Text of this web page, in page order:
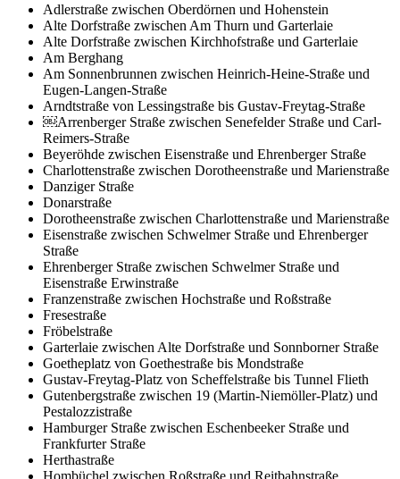
Adlerstraße zwischen Oberdörnen und Hohenstein
Alte Dorfstraße zwischen Am Thurn und Garterlaie
Alte Dorfstraße zwischen Kirchhofstraße und Garterlaie
Am Berghang
Am Sonnenbrunnen zwischen Heinrich-Heine-Straße und
Eugen-Langen-Straße
Arndtstraße von Lessingstraße bis Gustav-Freytag-Straße
￼Arrenberger Straße zwischen Senefelder Straße und Carl-
Reimers-Straße
Beyeröhde zwischen Eisenstraße und Ehrenberger Straße
Charlottenstraße zwischen Dorotheenstraße und Marienstraße
Danziger Straße
Donarstraße
Dorotheenstraße zwischen Charlottenstraße und Marienstraße
Eisenstraße zwischen Schwelmer Straße und Ehrenberger
Straße
Ehrenberger Straße zwischen Schwelmer Straße und
Eisenstraße Erwinstraße
Franzenstraße zwischen Hochstraße und Roßstraße
Fresestraße
Fröbelstraße
Garterlaie zwischen Alte Dorfstraße und Sonnborner Straße
Goetheplatz von Goethestraße bis Mondstraße
Gustav-Freytag-Platz von Scheffelstraße bis Tunnel Flieth
Gutenbergstraße zwischen 19 (Martin-Niemöller-Platz) und
Pestalozzistraße
Hamburger Straße zwischen Eschenbeeker Straße und
Frankfurter Straße
Herthastraße
Hombüchel zwischen Roßstraße und Reitbahnstraße